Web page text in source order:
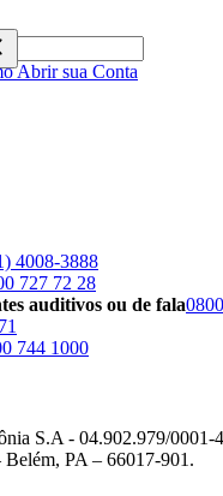
Abrir sua Conta
4008-3888
727 72 28
auditivos ou de fala
744 1000
S.A - 04.902.979/
Belém, PA – 66017-901.